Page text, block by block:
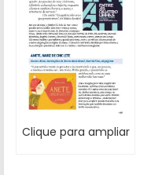
Clique para ampliar